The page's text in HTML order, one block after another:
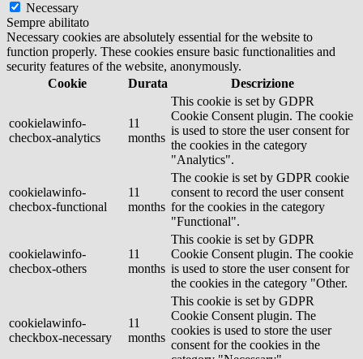
Necessary
Sempre abilitato
Necessary cookies are absolutely essential for the website to
function properly. These cookies ensure basic functionalities and
security features of the website, anonymously.
Cookie
Durata Descrizione
cookielawinfo-
checbox-analytics
11
months
This cookie is set by GDPR
Cookie Consent plugin. The cookie
is used to store the user consent for
the cookies in the category
"Analytics".
cookielawinfo-
checbox-functional
11
months
The cookie is set by GDPR cookie
consent to record the user consent
for the cookies in the category
"Functional".
cookielawinfo-
checbox-others
11
months
This cookie is set by GDPR
Cookie Consent plugin. The cookie
is used to store the user consent for
the cookies in the category "Other.
cookielawinfo-
checkbox-necessary
11
months
This cookie is set by GDPR
Cookie Consent plugin. The
cookies is used to store the user
consent for the cookies in the